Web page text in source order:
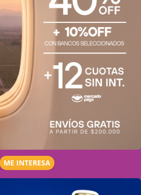
ME INTERESA